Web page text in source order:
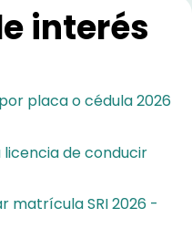
interés
placa o cédula 2026
de conducir
matrícula SRI 2026 -